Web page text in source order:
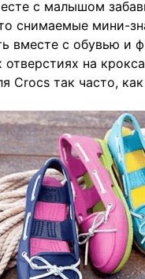
с малышом
снимаемые мини-
вместе с обувью и
отверстиях на
Сrocs так часто, как